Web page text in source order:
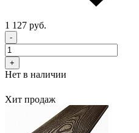
1 127 руб.
-
+
Нет в наличии
Хит продаж